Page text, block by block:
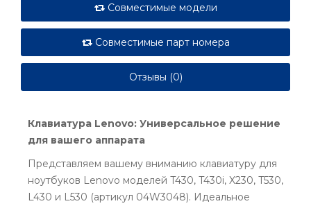
Совместимые модели
Совместимые парт номера
Отзывы (0)
Клавиатура Lenovo: Универсальное решение
для вашего аппарата
Представляем вашему вниманию клавиатуру для
ноутбуков Lenovo моделей T430, T430i, X230, T530,
L430 и L530 (артикул 04W3048). Идеальное